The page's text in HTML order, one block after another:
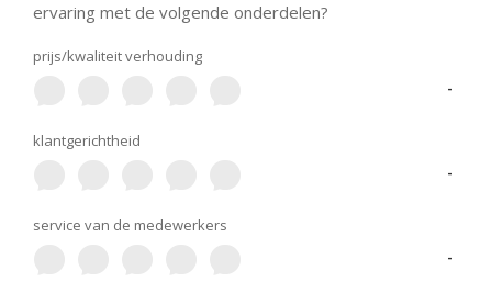
ervaring met de volgende onderdelen?
prijs/kwaliteit verhouding
-
klantgerichtheid
-
service van de medewerkers
-